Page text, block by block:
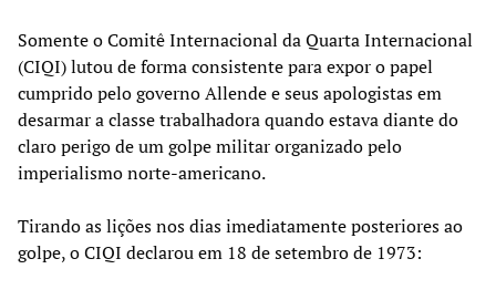
Somente o Comitê Internacional da Quarta Internacional
(CIQI) lutou de forma consistente para expor o papel
cumprido pelo governo Allende e seus apologistas em
desarmar a classe trabalhadora quando estava diante do
claro perigo de um golpe militar organizado pelo
imperialismo norte-americano.
Tirando as lições nos dias imediatamente posteriores ao
golpe, o CIQI declarou em 18 de setembro de 1973: